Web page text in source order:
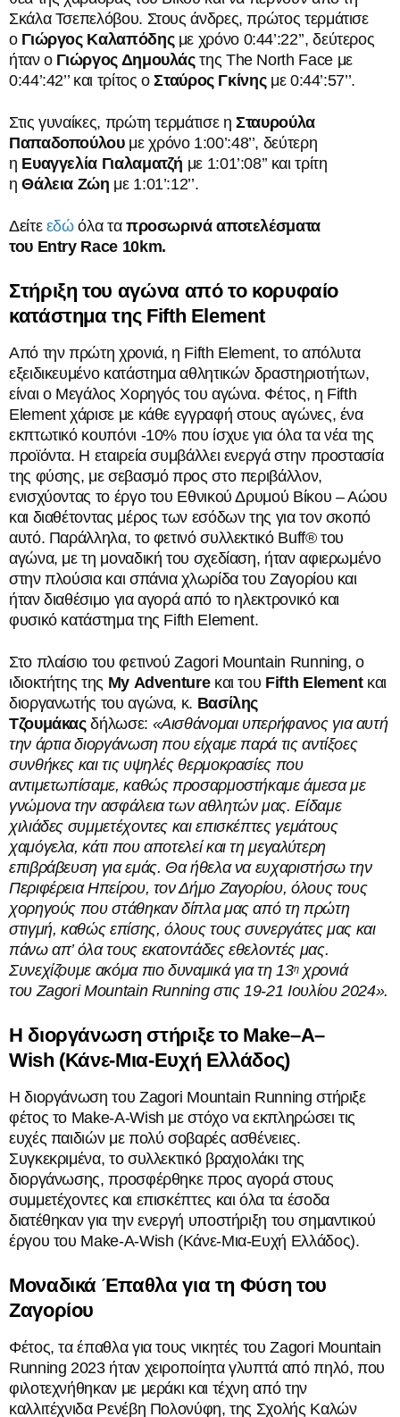
Σκάλα Τσεπελόβου. Στους άνδρες, πρώτος τερμάτισε
ο Γιώργος Καλαπόδηςμε χρόνο 0:44’:22’’, δεύτερος
ήταν ο Γιώργος Δημουλάςτης The North Face με
0:44’:42’’ και τρίτος οΣταύρος Γκίνηςμε 0:44’:57’’.
Στις γυναίκες, πρώτη τερμάτισε ηΣταυρούλα
Παπαδοπούλουμε χρόνο 1:00’:48’’, δεύτερη
η Ευαγγελία Γιαλαματζή με 1:01’:08’’ και τρίτη
ηΘάλεια Ζώη με 1:01’:12’’.
Δείτε εδώόλα τα προσωρινά αποτελέσματα
του Entry Race 10km.
Στήριξη του αγώνα από το κορυφαίο
κατάστημα της Fifth Element
Από την πρώτη χρονιά, η Fifth Element, το απόλυτα
εξειδικευμένο κατάστημα αθλητικών δραστηριοτήτων,
είναι ο Μεγάλος Χορηγός του αγώνα. Φέτος, η Fifth
Element χάρισε με κάθε εγγραφή στους αγώνες, ένα
εκπτωτικό κουπόνι -10% που ίσχυε για όλα τα νέα της
προϊόντα. Η εταιρεία συμβάλλει ενεργά στην προστασία
της φύσης, με σεβασμό προς στο περιβάλλον,
ενισχύοντας το έργο του Εθνικού Δρυμού Βίκου – Αώου
και διαθέτοντας μέρος των εσόδων της για τον σκοπό
αυτό. Παράλληλα, το φετινό συλλεκτικό Buff® του
αγώνα, με τη μοναδική του σχεδίαση, ήταν αφιερωμένο
στην πλούσια και σπάνια χλωρίδα του Ζαγορίου και
ήταν διαθέσιμο για αγορά από το ηλεκτρονικό και
φυσικό κατάστημα της Fifth Element.
Στο πλαίσιο του φετινού Zagori Mountain Running, ο
ιδιοκτήτης της My Adventureκαι του Fifth Elementκαι
διοργανωτής του αγώνα, κ. Βασίλης
Τζουμάκαςδήλωσε: «Αισθάνομαι υπερήφανος για αυτή
την άρτια διοργάνωση που είχαμε παρά τις αντίξοες
συνθήκες και τις υψηλές θερμοκρασίες που
αντιμετωπίσαμε, καθώς προσαρμοστήκαμε άμεσα με
γνώμονα την ασφάλεια των αθλητών μας. Είδαμε
χιλιάδες συμμετέχοντες και επισκέπτες γεμάτους
χαμόγελα, κάτι που αποτελεί και τη μεγαλύτερη
επιβράβευση για εμάς. Θα ήθελα να ευχαριστήσω την
Περιφέρεια Ηπείρου, τον Δήμο Ζαγορίου, όλους τους
χορηγούς που στάθηκαν δίπλα μας από τη πρώτη
στιγμή, καθώς επίσης, όλους τους συνεργάτες μας και
πάνω απ’ όλα τους εκατοντάδες εθελοντές μας.
Συνεχίζουμε ακόμα πιο δυναμικά για τη 13ηχρονιά
τουZagori Mountain Running στις 19-21 Ιουλίου 2024».
Η διοργάνωση στήριξε το Make–A–
Wish (Κάνε-Μια-Ευχή Ελλάδος)
Η διοργάνωση του Zagori Mountain Running στήριξε
φέτος το Make-A-Wish με στόχο να εκπληρώσει τις
ευχές παιδιών με πολύ σοβαρές ασθένειες.
Συγκεκριμένα, το συλλεκτικό βραχιολάκι της
διοργάνωσης, προσφέρθηκε προς αγορά στους
συμμετέχοντες και επισκέπτες και όλα τα έσοδα
διατέθηκαν για την ενεργή υποστήριξη του σημαντικού
έργου του Make-A-Wish (Κάνε-Μια-Ευχή Ελλάδος).
Μοναδικά Έπαθλα για τη Φύση του
Ζαγορίου
Φέτος, τα έπαθλα για τους νικητές του Zagori Mountain
Running 2023 ήταν χειροποίητα γλυπτά από πηλό, που
φιλοτεχνήθηκαν με μεράκι και τέχνη από την
καλλιτέχνιδα Ρενέβη Πολονύφη, της Σχολής Καλών